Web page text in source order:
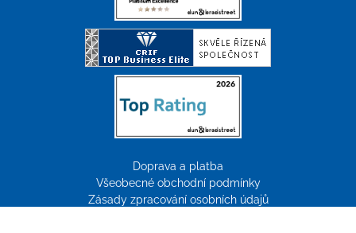
Doprava a platba
Všeobecné obchodní podmínky
Zásady zpracování osobních údajů